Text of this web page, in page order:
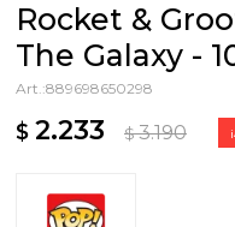
Rocket &
The Galaxy -
889698650298
$ 2.233 $ 3.190